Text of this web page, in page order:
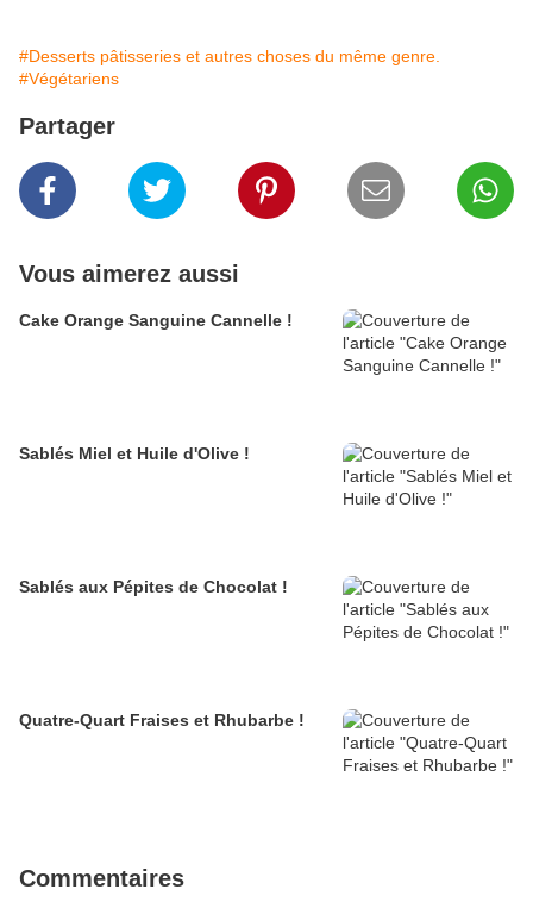
#Desserts pâtisseries et autres choses du même genre.
#Végétariens
Partager
Vous aimerez aussi
Cake Orange Sanguine Cannelle !
Sablés Miel et Huile d'Olive !
Sablés aux Pépites de Chocolat !
Quatre-Quart Fraises et Rhubarbe !
Commentaires